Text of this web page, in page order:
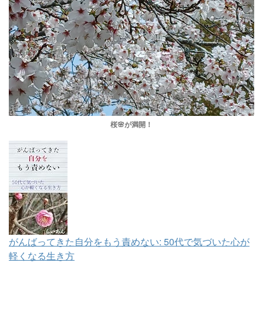
桜🌸が満開！
がんばってきた自分をもう責めない: 50代で気づいた心が
軽くなる生き方